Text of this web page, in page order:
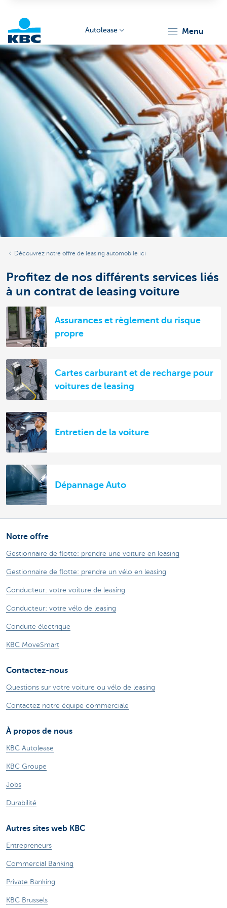
KBC
Autolease menu
Découvrez notre offre de leasing automobile ici
Profitez de nos différents services liés
à un contrat de leasing voiture
Assurances et règlement du risque
propre
Cartes carburant et de recharge pour
voitures de leasing
Entretien de la voiture
Dépannage Auto
Notre offre
Gestionnaire de flotte: prendre une voiture en leasing
Gestionnaire de flotte: prendre un vélo en leasing
Conducteur: votre voiture de leasing
Conducteur: votre vélo de leasing
Conduite électrique
KBC MoveSmart
Contactez-nous
Questions sur votre voiture ou vélo de leasing
Contactez notre équipe commerciale
À propos de nous
KBC Autolease
KBC Groupe
Jobs
Durabilité
Autres sites web KBC
Entrepreneurs
Commercial Banking
Private Banking
KBC Brussels